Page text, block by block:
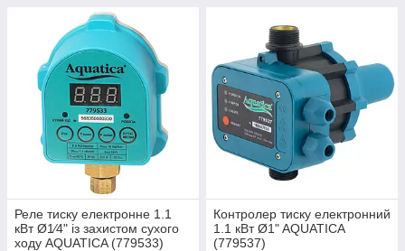
Реле тиску електронне 1.1
кВт Ø1⁄4" із захистом сухого
ходу AQUATICA (779533)
Контролер тиску електронний
1.1 кВт Ø1" AQUATICA
(779537)